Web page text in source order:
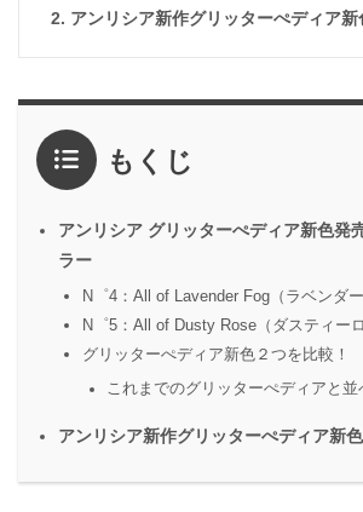
アンリシア新作グリッターぺディア新
もくじ
アンリシア グリッターぺディア新色発
ラー
N゜4：All of Lavender Fog（ラベンダー
N゜5：All of Dusty Rose（ダスティーロ
グリッターぺディア新色２つを比較！
これまでのグリッターぺディアと並
アンリシア新作グリッターぺディア新